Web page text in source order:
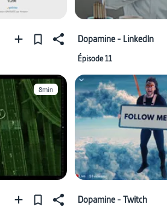
Dopamine - LinkedIn
Épisode 11
8min
Dopamine - Twitch